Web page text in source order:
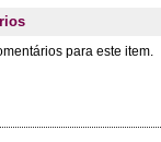
para este item.